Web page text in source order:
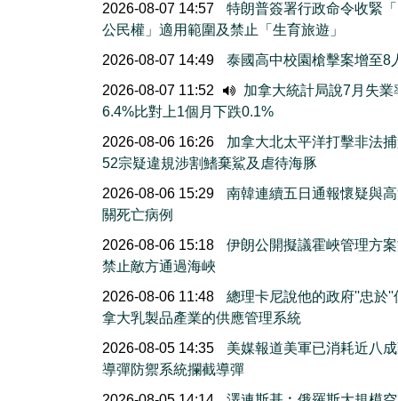
2026-08-07 14:57
特朗普簽署行政命令收緊
公民權」適用範圍及禁止「生育旅遊」
2026-08-07 14:49
泰國高中校園槍擊案增至8
2026-08-07 11:52
加拿大統計局說7月失業
6.4%比對上1個月下跌0.1%
2026-08-06 16:26
加拿大北太平洋打擊非法
52宗疑違規涉割鰭棄鯊及虐待海豚
2026-08-06 15:29
南韓連續五日通報懷疑與
關死亡病例
2026-08-06 15:18
伊朗公開擬議霍峽管理方
禁止敵方通過海峽
2026-08-06 11:48
總理卡尼說他的政府''忠於''
拿大乳製品產業的供應管理系統
2026-08-05 14:35
美媒報道美軍已消耗近八
導彈防禦系統攔截導彈